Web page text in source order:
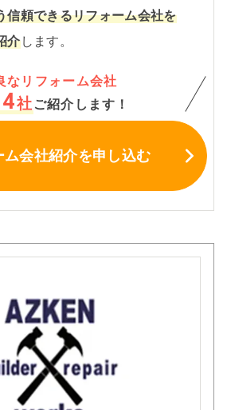
信頼できるリフォーム会社を
介します。
なリフォーム会社
4社 ご紹介します！
ム会社紹介を申し込む